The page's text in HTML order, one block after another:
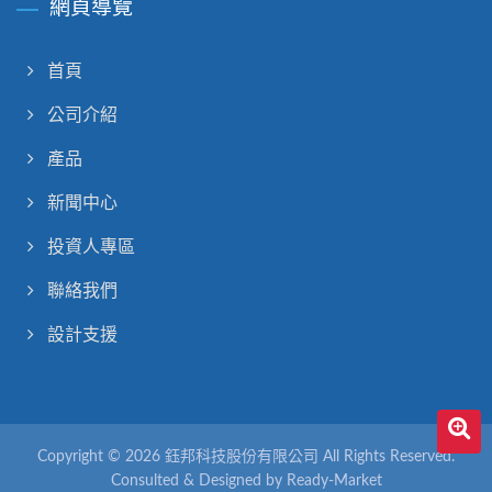
網頁導覽
首頁
公司介紹
產品
新聞中心
投資人專區
聯絡我們
設計支援
Copyright © 2026 鈺邦科技股份有限公司 All Rights Reserved.
Consulted & Designed by Ready-Market